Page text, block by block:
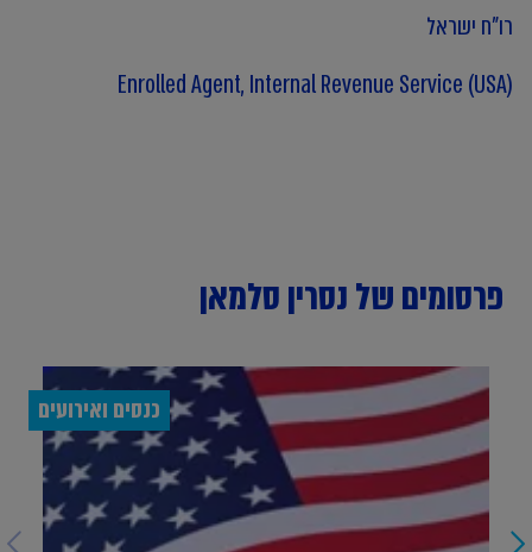
רו"ח ישראל
Enrolled Agent, Internal Revenue Service (USA)
פרסומים של נסרין סלמאן
כנסים ואירועים